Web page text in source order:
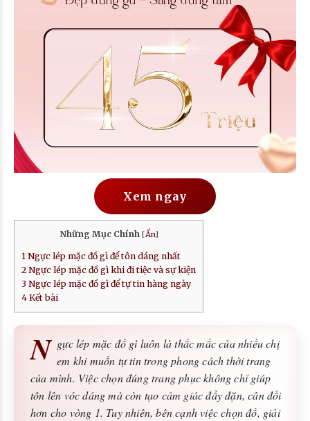
Xem ngay
Những Mục Chính [Ẩn]
1 Ngực lép mặc đồ gì để tôn dáng nhất
2 Ngực lép mặc đồ gì khi đi tiệc và sự kiện
3 Ngực lép mặc đồ gì để tự tin hàng ngày
4 Kết bài
N gực lép mặc đồ gì luôn là thắc mắc của nhiều chị
em khi muốn tự tin trong phong cách thời trang
của mình. Việc chọn đúng trang phục không chỉ giúp
tôn lên vóc dáng mà còn tạo cảm giác đầy đặn, cân đối
hơn cho vòng 1. Tuy nhiên, bên cạnh việc chọn đồ, giải